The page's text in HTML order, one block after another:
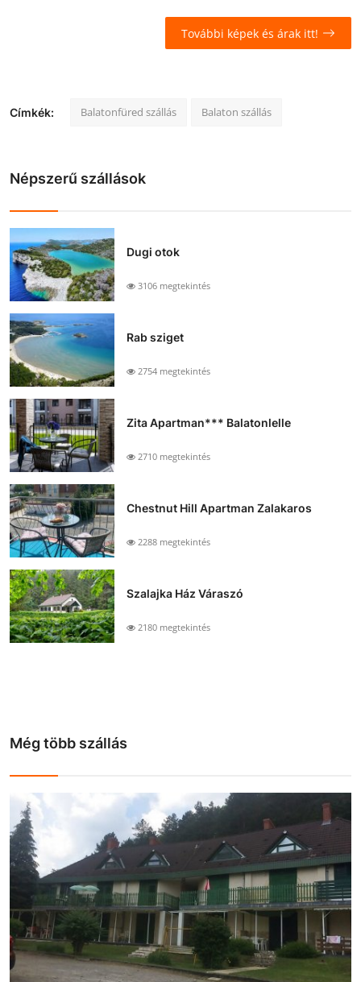
További képek és árak itt!
Címkék: Balatonfüred szállás Balaton szállás
Népszerű szállások
Dugi otok
3106 megtekintés
Rab sziget
2754 megtekintés
Zita Apartman*** Balatonlelle
2710 megtekintés
Chestnut Hill Apartman Zalakaros
2288 megtekintés
Szalajka Ház Váraszó
2180 megtekintés
Még több szállás